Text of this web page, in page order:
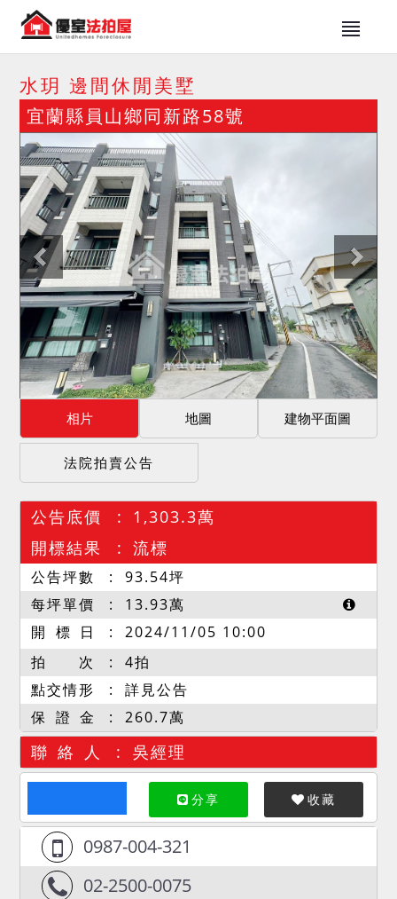
水玥 邊間休閒美墅
宜蘭縣員山鄉同新路58號
相片 地圖 建物平面圖
法院拍賣公告
公告底價
1,303.3萬
開標結果
流標
公告坪數 93.54坪
每坪單價
13.93萬
開 標 日
2024/11/05 10:00
拍 次
4拍
點交情形
詳見公告
保 證 金
260.7萬
聯 絡 人 吳經理
分享 收藏
0987-004-321
02-2500-0075